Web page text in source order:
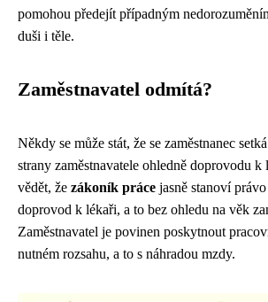
pomohou předejít případným
duši i těle.
Zaměstnavatel odmítá?
Někdy se může stát, že se zaměstnanec
strany zaměstnavatele ohledně doprovodu
vědět, že zákoník práce jasně stanoví
doprovod k lékaři, a to bez ohledu na věk
Zaměstnavatel je povinen poskytnout
nutném rozsahu, a to s náhradou mzdy.